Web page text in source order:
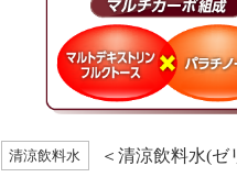
清涼飲料水 ＜清涼飲料水(ゼ